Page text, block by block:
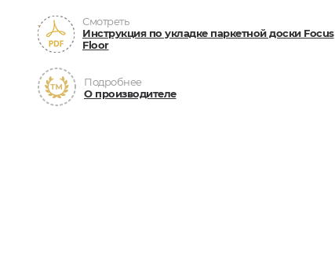
Смотреть
Инструкция по укладке паркетной доски Focus
Floor
Подробнее
О производителе